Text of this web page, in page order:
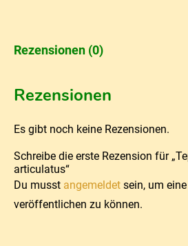
Rezensionen (0)
Rezensionen
Es gibt noch keine Rezensionen.
Schreibe die erste Rezension für
articulatus“
Du musst angemeldet sein, um
veröffentlichen zu können.